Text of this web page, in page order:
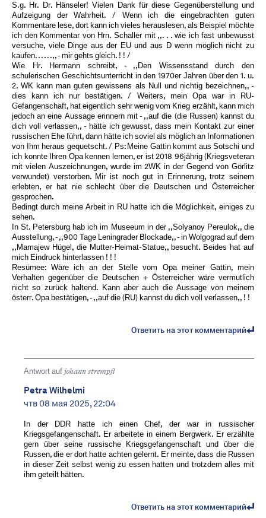
S.g. Hr. Dr. Hänseler! Vielen Dank für diese Gegenüberstellung und
Aufzeigung der Wahrheit. / Wenn ich die eingebrachten guten
Kommentare lese, dort kann ich vieles herauslesen, als Beispiel möchte
ich den Kommentar von Hrn. Schaller mit ,,. . . wie ich fast unbewusst
versuche, viele Dinge aus der EU und aus D wenn möglich nicht zu
kaufen. . . . . .,, - mir gehts gleich. ! ! /
Wie Hr. Hermann schreibt, - ,,Den Wissensstand durch den
schulerischen Geschichtsunterricht in den 1970er Jahren über den 1. u.
2. WK kann man guten gewissens als Null und nichtig bezeichnen,, -
dies kann ich nur bestätigen. / Weiters, mein Opa war in RU-
Gefangenschaft, hat eigentlich sehr wenig vom Krieg erzählt, kann mich
jedoch an eine Aussage erinnern mit - ,,auf die (die Russen) kannst du
dich voll verlassen,, - hätte ich gewusst, dass mein Kontakt zur einer
russischen Ehe führt, dann hätte ich soviel als möglich an Informationen
von Ihm heraus gequetscht. / Ps: Meine Gattin kommt aus Sotschi und
ich konnte Ihren Opa kennen lernen, er ist 2018 96jährig (Kriegsveteran
mit vielen Auszeichnungen, wurde im 2WK in der Gegend von Görlitz
verwundet) verstorben. Mir ist noch gut in Erinnerung, trotz seinem
erlebten, er hat nie schlecht über die Deutschen und Österreicher
gesprochen.
Bedingt durch meine Arbeit in RU hatte ich die Möglichkeit, einiges zu
sehen.
In St. Petersburg hab ich im Museeum in der ,,Solyanoy Pereulok,, die
Ausstellung, - ,,900 Tage Leningrader Blockade,, - in Wolgograd auf dem
,,Mamajew Hügel, die Mutter-Heimat-Statue,, besucht. Beides hat auf
mich Eindruck hinterlassen ! ! !
Resümee: Wäre ich an der Stelle vom Opa meiner Gattin, mein
Verhalten gegenüber die Deutschen + Österreicher wäre vermutlich
nicht so zurück haltend. Kann aber auch die Aussage von meinem
österr. Opa bestätigen, - ,,auf die (RU) kannst du dich voll verlassen,, ! !
Ответить на этот комментарий
Antwort auf johann strempfl
Petra Wilhelmi
чтв 08 мая 2025, 22:04
In der DDR hatte ich einen Chef, der war in russischer
Kriegsgefangenschaft. Er arbeitete in einem Bergwerk. Er erzählte
gern über seine russische Kriegsgefangenschaft und über die
Russen, die er dort hatte achten gelernt. Er meinte, dass die Russen
in dieser Zeit selbst wenig zu essen hatten und trotzdem alles mit
ihm geteilt hätten.
Ответить на этот комментарий